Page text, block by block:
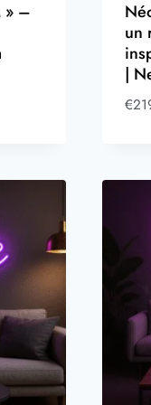
» –
un
|
€